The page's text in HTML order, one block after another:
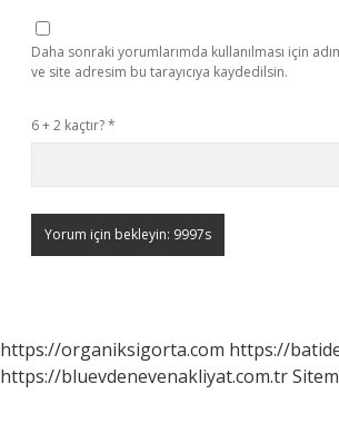
Daha sonraki yorumlarımda kullanılması için
ve site adresim bu tarayıcıya kaydedilsin.
6 + 2 kaçtır?*
https://organiksigorta.com https://
https://bluevdenevenakliyat.com.tr